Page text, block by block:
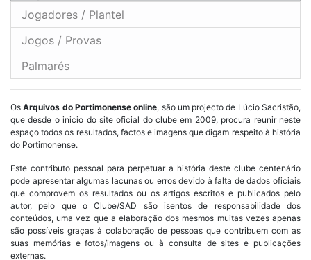
Jogadores / Plantel
Jogos / Provas
Palmarés
OsArquivos do Portimonense online, são um projecto de Lúcio Sacristão,
que desde o inicio do site oficial do clube em 2009, procura reunir neste
espaço todos os resultados, factos e imagens que digam respeito à história
do Portimonense.
Este contributo pessoal para perpetuar a história deste clube centenário
pode apresentar algumas lacunas ou erros devido à falta de dados oficiais
que comprovem os resultados ou os artigos escritos e publicados pelo
autor, pelo que o Clube/SAD são isentos de responsabilidade dos
conteúdos, uma vez que a elaboração dos mesmos muitas vezes apenas
são possíveis graças à colaboração de pessoas que contribuem com as
suas memórias e fotos/imagens ou à consulta de sites e publicações
externas.